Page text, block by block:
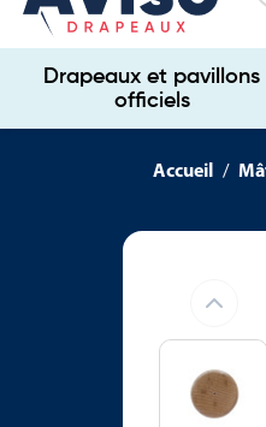
Drapeaux et pavillons
officiels
Accueil